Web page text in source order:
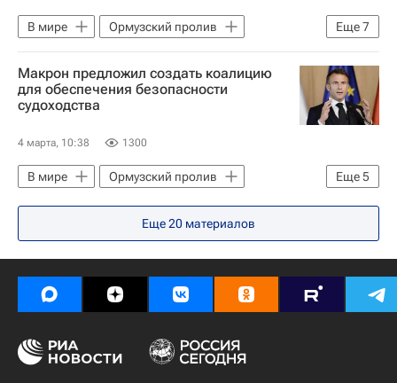
Еще7
В мире
Ормузский пролив
Италия
США
Маттео Сальвини
Дональд Трамп
Антонио Таяни
Евросоюз
Макрон предложил создать коалицию
для обеспечения безопасности
судоходства
4 марта, 10:38 1300
Еще5
В мире
Ормузский пролив
Персидский залив
Франция
Дональд Трамп
Корпус стражей исламской революции
Еще20 материалов